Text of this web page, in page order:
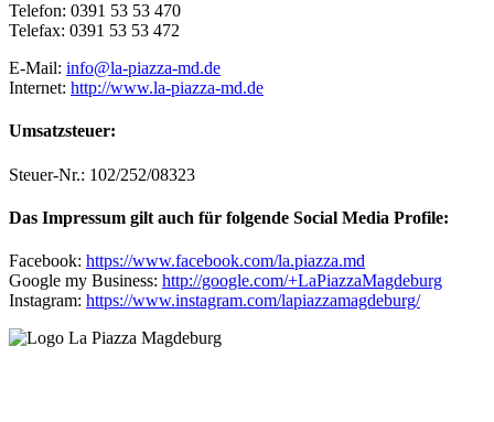
Telefon: 0391 53 53 470
Telefax: 0391 53 53 472
E-Mail: info@la-piazza-md.de
Internet: http://www.la-piazza-md.de
Umsatzsteuer:
Steuer-Nr.: 102/252/08323
Das Impressum gilt auch für folgende Social Media Profile:
Facebook: https://www.facebook.com/la.piazza.md
Google my Business: http://google.com/+LaPiazzaMagdeburg
Instagram: https://www.instagram.com/lapiazzamagdeburg/